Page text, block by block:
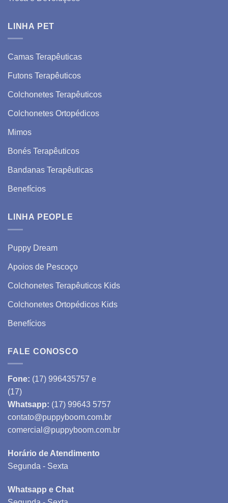
LINHA PET
Camas Terapêuticas
Futons Terapêuticos
Colchonetes Terapêuticos
Colchonetes Ortopédicos
Mimos
Bonés Terapêuticos
Bandanas Terapêuticas
Benefícios
LINHA PEOPLE
Puppy Dream
Apoios de Pescoço
Colchonetes Terapêuticos Kids
Colchonetes Ortopédicos Kids
Benefícios
FALE CONOSCO
Fone: (17) 996435757 e
(17)
Whatsapp: (17) 99643 5757
contato@puppyboom.com.br
comercial@puppyboom.com.br
Horário de Atendimento
Segunda - Sexta
Whatsapp e Chat